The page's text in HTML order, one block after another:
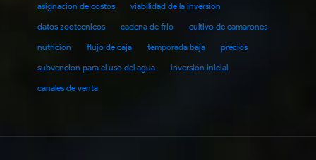
asignacion de costos
viabilidad de la inversion
datos zootecnicos
cadena de frío
cultivo de camarones
nutricion
flujo de caja temporada baja
precios
subvencion para el uso del agua
inversión inicial
canales de venta